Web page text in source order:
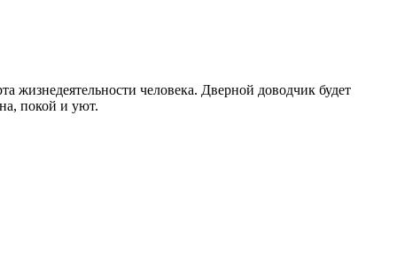
жизнедеятельности человека. Дверной доводчик будет
покой и уют.